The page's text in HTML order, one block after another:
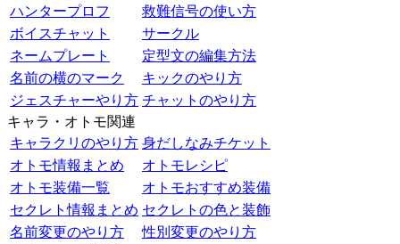
ハンタープロフ
救難信号の使い方
ボイスチャット
サークル
ネームプレート
定型文の編集方法
名前の横のマーク
キックのやり方
ジェスチャーやり方 チャットのやり方
キャラ・オトモ関連
キャラクリのやり方 身だしなみチケット
オトモ情報まとめ
オトモレシピ
オトモ装備一覧
オトモおすすめ装備
セクレト情報まとめ セクレトの色と装飾
名前変更のやり方
性別変更のやり方